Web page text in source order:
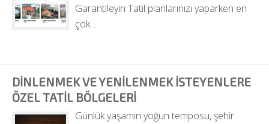
Garantileyin Tatil planlarınızı yaparken en
çok…
DINLENMEK VE YENILENMEK İSTEYENLERE
ÖZEL TATIL BÖLGELERI
Günlük yaşamın yoğun temposu, şehir